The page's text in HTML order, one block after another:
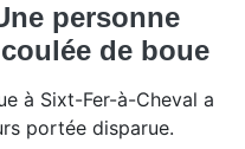
personne
de boue
à Sixt-Fer-à-Cheval a
portée disparue.